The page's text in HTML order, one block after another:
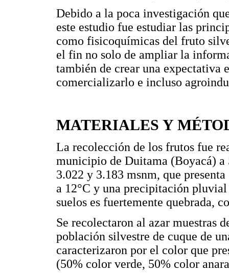
Debido a la poca investigación
este estudio fue estudiar las
como fisicoquímicas del fruto
el fin no solo de ampliar la
también de crear una expectativa
comercializarlo e incluso
MATERIALES Y
La recolección de los frutos fue
municipio de Duitama (Boyacá) a
3.022 y 3.183 msnm, que
a 12°C y una precipitación
suelos es fuertemente quebrada,
Se recolectaron al azar muestras
población silvestre de cuque de
caracterizaron por el color que
(50% color verde, 50% color